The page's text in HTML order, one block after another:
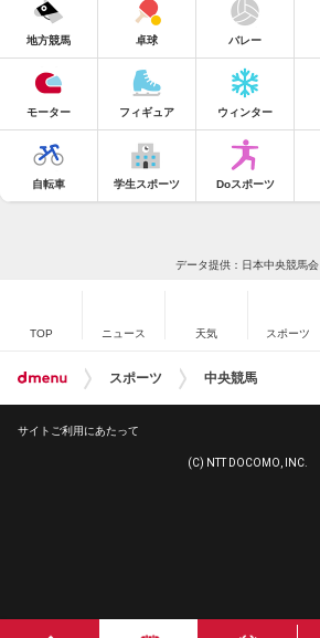
地方競馬 卓球 バレー
モーター フィギュア ウィンター
自転車 学生スポーツ Doスポーツ
データ提供：日本中央競馬会
TOP ニュース 天気 スポーツ
スポーツ 中央競馬
サイトご利用にあたって
(C) NTT DOCOMO, INC.